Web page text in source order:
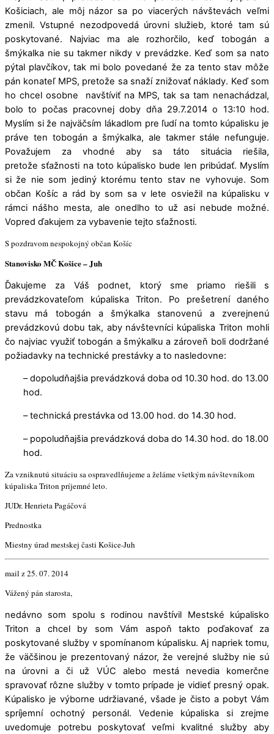
Košiciach, ale môj názor sa po viacerých návštevách veľmi
zmenil. Vstupné nezodpovedá úrovni služieb, ktoré tam sú
poskytované. Najviac ma ale rozhorčilo, keď tobogán a
šmýkalka nie su takmer nikdy v prevádzke. Keď som sa nato
pýtal plavčíkov, tak mi bolo povedané že za tento stav môže
pán konateľ MPS, pretože sa snaží znižovať náklady. Keď som
ho chcel osobne navštíviť na MPS, tak sa tam nenachádzal,
bolo to počas pracovnej doby dňa 29.7.2014 o 13:10 hod.
Myslím si že najväčsím lákadlom pre ľudí na tomto kúpalisku je
práve ten tobogán a šmýkalka, ale takmer stále nefunguje.
Považujem za vhodné aby sa táto situácia riešila,
pretože sťažnosti na toto kúpalisko bude len pribúdať. Myslím
si že nie som jediný ktorému tento stav ne vyhovuje. Som
občan Košíc a rád by som sa v lete osviežil na kúpalisku v
rámci nášho mesta, ale onedlho to už asi nebude možné.
Vopred ďakujem za vybavenie tejto sťažnosti.
S pozdravom nespokojný občan Košíc
Stanovisko MČ Košice – Juh
Ďakujeme za Váš podnet, ktorý sme priamo riešili s
prevádzkovateľom kúpaliska Triton. Po prešetrení daného
stavu má tobogán a šmýkalka stanovenú a zverejnenú
prevádzkovú dobu tak, aby návštevníci kúpaliska Triton mohli
čo najviac využiť tobogán a šmýkalku a zároveň boli dodržané
požiadavky na technické prestávky a to nasledovne:
– dopoludňajšia prevádzková doba od 10.30 hod. do 13.00
hod.
– technická prestávka od 13.00 hod. do 14.30 hod.
– popoludňajšia prevádzková doba do 14.30 hod. do 18.00
hod.
Za vzniknutú situáciu sa ospravedlňujeme a želáme všetkým návštevníkom
kúpaliska Triton príjemné leto.
JUDr. Henrieta Pagáčová
Prednostka
Miestny úrad mestskej časti Košice-Juh
mail z 25. 07. 2014
Vážený pán starosta,
nedávno som spolu s rodinou navštívil Mestské kúpalisko
Triton a chcel by som Vám aspoň takto poďakovať za
poskytované služby v spomínanom kúpalisku. Aj napriek tomu,
že väčšinou je prezentovaný názor, že verejné služby nie sú
na úrovni a či už VÚC alebo mestá nevedia komerčne
spravovať rôzne služby v tomto prípade je vidieť presný opak.
Kúpalisko je výborne udržiavané, všade je čisto a pobyt Vám
spríjemní ochotný personál. Vedenie kúpaliska si zrejme
uvedomuje potrebu poskytovať veľmi kvalitné služby aby